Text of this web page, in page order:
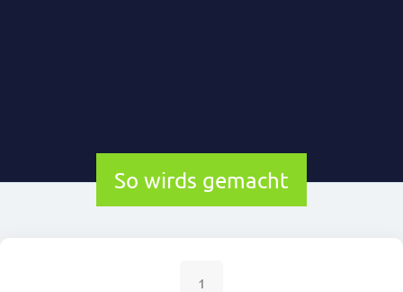
So wirds gemacht
1